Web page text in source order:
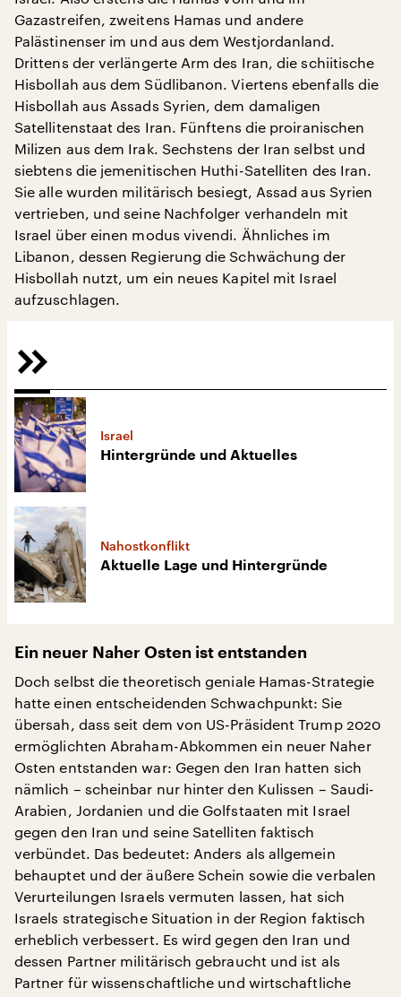
Gazastreifen, zweitens Hamas und andere
Palästinenser im und aus dem Westjordanland.
Drittens der verlängerte Arm des Iran, die schiitische
Hisbollah aus dem Südlibanon. Viertens ebenfalls die
Hisbollah aus Assads Syrien, dem damaligen
Satellitenstaat des Iran. Fünftens die proiranischen
Milizen aus dem Irak. Sechstens der Iran selbst und
siebtens die jemenitischen Huthi-Satelliten des Iran.
Sie alle wurden militärisch besiegt, Assad aus Syrien
vertrieben, und seine Nachfolger verhandeln mit
Israel über einen modus vivendi. Ähnliches im
Libanon, dessen Regierung die Schwächung der
Hisbollah nutzt, um ein neues Kapitel mit Israel
aufzuschlagen.
Israel
Hintergründe und Aktuelles
Nahostkonflikt
Aktuelle Lage und Hintergründe
Ein neuer Naher Osten ist entstanden
Doch selbst die theoretisch geniale Hamas-Strategie
hatte einen entscheidenden Schwachpunkt: Sie
übersah, dass seit dem von US-Präsident Trump 2020
ermöglichten Abraham-Abkommen ein neuer Naher
Osten entstanden war: Gegen den Iran hatten sich
nämlich – scheinbar nur hinter den Kulissen – Saudi-
Arabien, Jordanien und die Golfstaaten mit Israel
gegen den Iran und seine Satelliten faktisch
verbündet. Das bedeutet: Anders als allgemein
behauptet und der äußere Schein sowie die verbalen
Verurteilungen Israels vermuten lassen, hat sich
Israels strategische Situation in der Region faktisch
erheblich verbessert. Es wird gegen den Iran und
dessen Partner militärisch gebraucht und ist als
Partner für wissenschaftliche und wirtschaftliche